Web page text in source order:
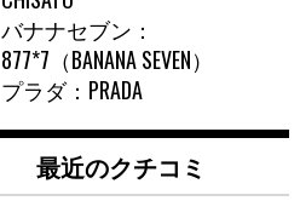
バナナセブン：
877*7（BANANA SEVEN）
プラダ：PRADA
最近のクチコミ